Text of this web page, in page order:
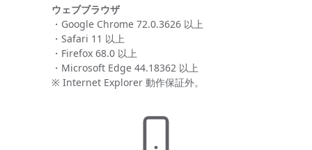
ウェブブラウザ
・Google Chrome 72.0.3626 以上
・Safari 11 以上
・Firefox 68.0 以上
・Microsoft Edge 44.18362 以上
※ Internet Explorer 動作保証外。